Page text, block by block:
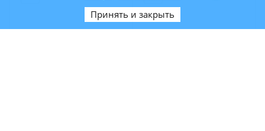
Принять и закрыть